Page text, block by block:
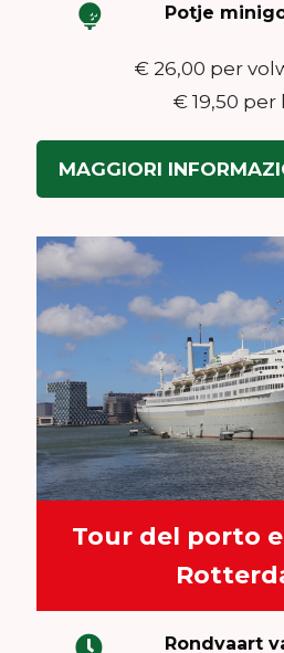
Potje
€ 26,00 per
€ 19,50 per
MAGGIORI
Tour del porto
Rondvaart